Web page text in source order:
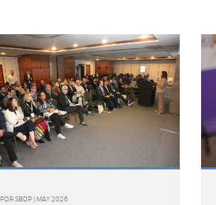
POR SBOP | MAY 2026